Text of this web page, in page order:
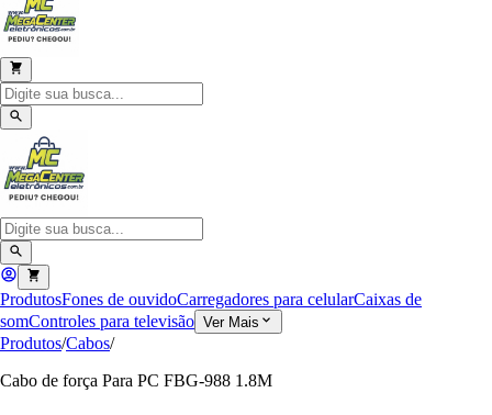
ProdutosFones de ouvidoCarregadores para celularCaixas de
somControles para televisão Ver Mais
Produtos/Cabos/
Cabo de força Para PC FBG-988 1.8M